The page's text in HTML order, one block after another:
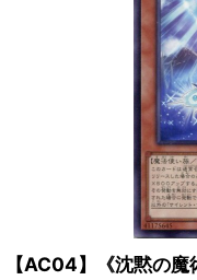
【AC04】《沈黙の